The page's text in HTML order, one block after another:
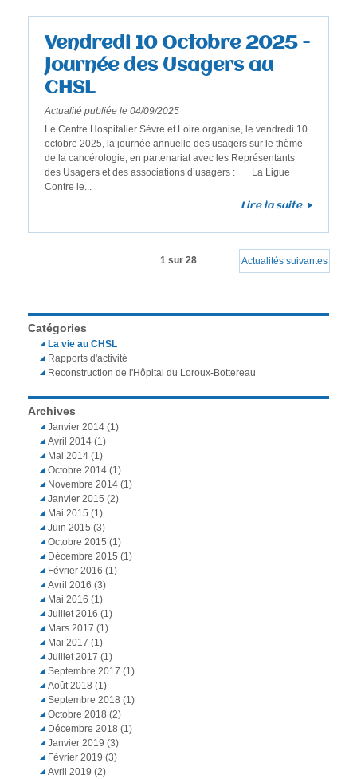
Vendredi 10 Octobre 2025 -
Journée des Usagers au
CHSL
Actualité publiée le 04/09/2025
Le Centre Hospitalier Sèvre et Loire organise, le vendredi 10
octobre 2025, la journée annuelle des usagers sur le thème
de la cancérologie, en partenariat avec les Représentants
des Usagers et des associations d’usagers : La Ligue
Contre le...
Lire la suite
1 sur 28 Actualités suivantes
Catégories
La vie au CHSL
Rapports d'activité
Reconstruction de l'Hôpital du Loroux-Bottereau
Archives
Janvier 2014 (1)
Avril 2014 (1)
Mai 2014 (1)
Octobre 2014 (1)
Novembre 2014 (1)
Janvier 2015 (2)
Mai 2015 (1)
Juin 2015 (3)
Octobre 2015 (1)
Décembre 2015 (1)
Février 2016 (1)
Avril 2016 (3)
Mai 2016 (1)
Juillet 2016 (1)
Mars 2017 (1)
Mai 2017 (1)
Juillet 2017 (1)
Septembre 2017 (1)
Août 2018 (1)
Septembre 2018 (1)
Octobre 2018 (2)
Décembre 2018 (1)
Janvier 2019 (3)
Février 2019 (3)
Avril 2019 (2)